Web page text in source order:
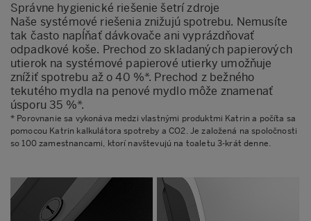
Správne hygienické riešenie šetrí zdroje
Naše systémové riešenia znižujú spotrebu. Nemusíte
tak často napĺňať dávkovače ani vyprázdňovať
odpadkové koše. Prechod zo skladaných papierových
utierok na systémové papierové utierky umožňuje
znížiť spotrebu až o 40 %*. Prechod z bežného
tekutého mydla na penové mydlo môže znamenať
úsporu 35 %*.
* Porovnanie sa vykonáva medzi vlastnými produktmi Katrin a počíta sa
pomocou Katrin kalkulátora spotreby a CO2. Je založená na spoločnosti
so 100 zamestnancami, ktorí navštevujú na toaletu 3-krát denne.